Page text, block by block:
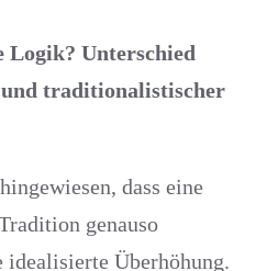
Unterschied
traditionalistischer
dass eine
genauso
Überhöhung.